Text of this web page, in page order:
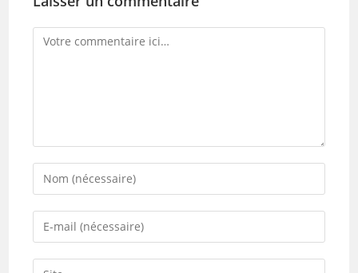
Comment
Enter
your
name
Enter
your
email
Saisir